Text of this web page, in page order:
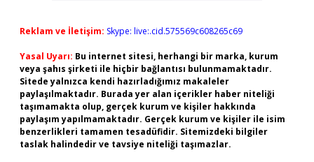
Reklam ve İletişim: Skype: live:.cid.575569c608265c69
Yasal Uyarı: Bu internet sitesi, herhangi bir marka, kurum
veya şahıs şirketi ile hiçbir bağlantısı bulunmamaktadır.
Sitede yalnızca kendi hazırladığımız makaleler
paylaşılmaktadır. Burada yer alan içerikler haber niteliği
taşımamakta olup, gerçek kurum ve kişiler hakkında
paylaşım yapılmamaktadır. Gerçek kurum ve kişiler ile isim
benzerlikleri tamamen tesadüfidir. Sitemizdeki bilgiler
taslak halindedir ve tavsiye niteliği taşımazlar.